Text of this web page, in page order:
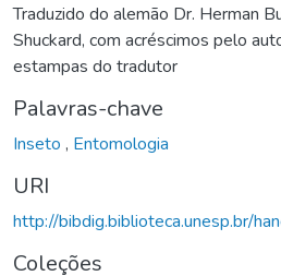
Traduzido do alemão Dr. Herman
Shuckard, com acréscimos pelo
estampas do tradutor
Palavras-chave
Inseto , Entomologia
URI
http://bibdig.biblioteca.unesp.br/
Coleções